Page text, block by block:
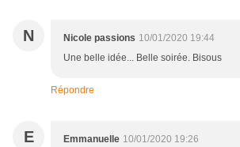
N Nicole passions 10/01/2020 19:44
Une belle idée... Belle soirée. Bisous
Répondre
E Emmanuelle 10/01/2020 19:26